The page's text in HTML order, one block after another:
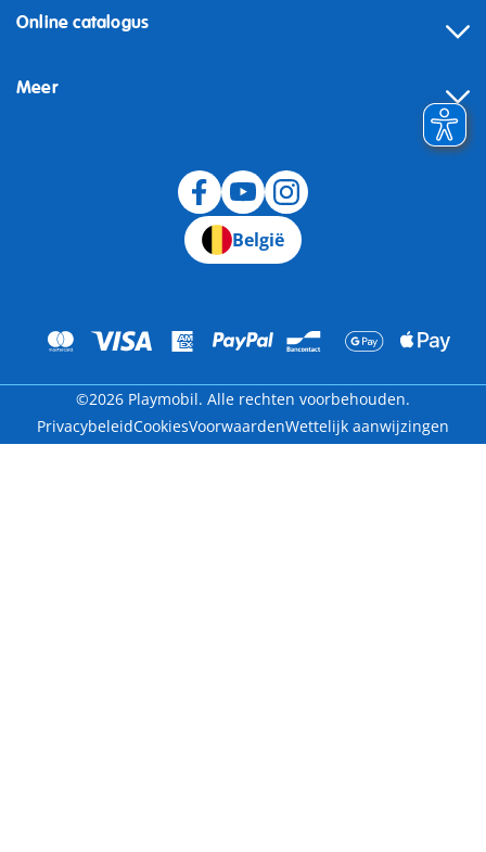
Online catalogus
Meer
België
©2026 Playmobil. Alle rechten voorbehouden.
PrivacybeleidCookiesVoorwaardenWettelijk aanwijzingen